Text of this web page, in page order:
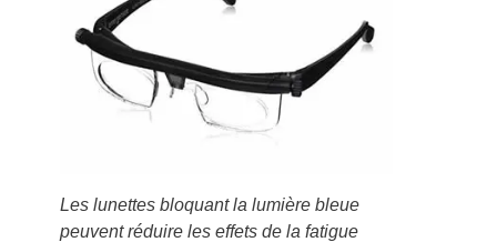
Les lunettes bloquant la lumière bleue
peuvent réduire les effets de la fatigue